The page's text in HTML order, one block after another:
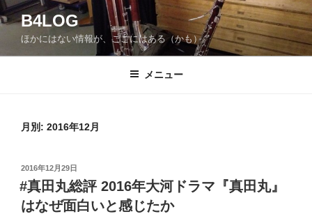
コ
ン
ン
B4LOG
ほかにはない情報が、ここにはある（かも）。
メニュー
月別: 2016年12月
投
稿
日:
2016年12月29日
#真田丸総評 2016年大河ドラマ『真田丸』
はなぜ面白いと感じたか